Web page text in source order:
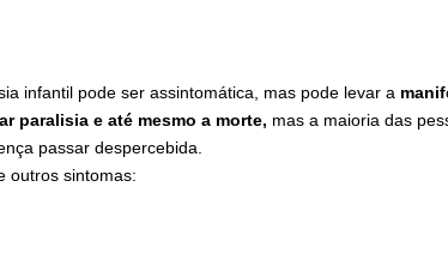
infantil pode ser assintomática, mas pode levar a
paralisia e até mesmo a morte, mas a maioria das
passar despercebida.
outros sintomas: